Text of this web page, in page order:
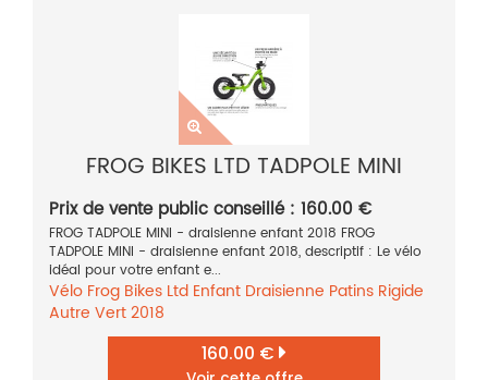
FROG BIKES LTD TADPOLE MINI
Prix de vente public conseillé : 160.00 €
FROG TADPOLE MINI - draisienne enfant 2018 FROG
TADPOLE MINI - draisienne enfant 2018, descriptif : Le vélo
idéal pour votre enfant e...
Vélo Frog Bikes Ltd Enfant Draisienne Patins Rigide
Autre Vert2018
160.00 €